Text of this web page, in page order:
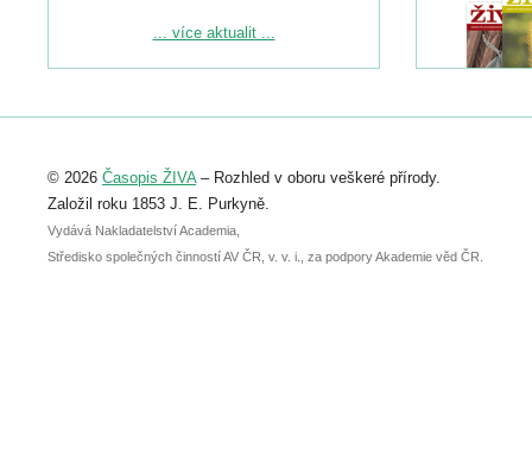
Podrobnější informace ke konferenci
Registrovat se můžete do 6. září.
abstraktu přihlášené přednášky nebo
posteru je už 30. června.
... více aktualit ...
© 2026 Časopis ŽIVA– Rozhled v oboru veškeré přírody.
Založil roku 1853 J. E. Purkyně.
Vydává Nakladatelství Academia,
Středisko společných činností AV ČR, v. v. i., za podpory Akademie věd ČR.